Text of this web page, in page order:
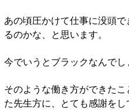
あの頃圧かけて仕事に没頭
るのかな、と思います。
今でいうとブラックなんでし
そのような働き方ができた
た先生方に、とても感謝をし